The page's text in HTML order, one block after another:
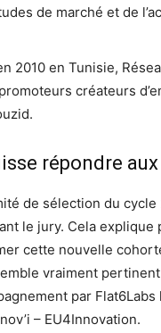
de marché et de
2010 en Tunisie,
créateurs
répondre
de sélection du
le jury. Cela
cette nouvelle
vraiment
par
– EU4Innovation.